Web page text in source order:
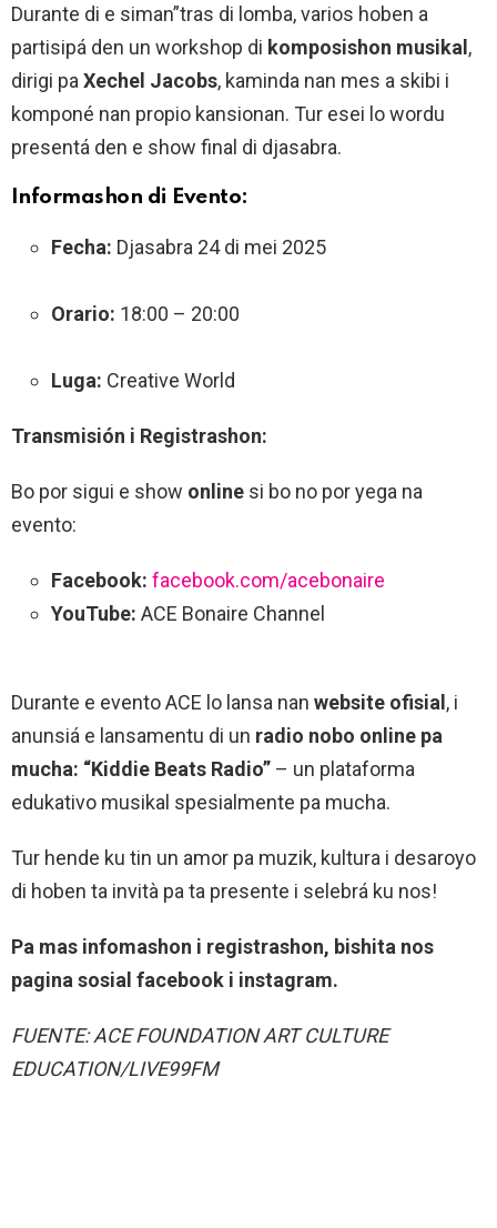
Durante di e siman”tras di lomba, varios hoben a
partisipá den un workshop di komposishon musikal ,
dirigi pa Xechel Jacobs, kaminda nan mes a skibi i
komponé nan propio kansionan. Tur esei lo wordu
presentá den e show final di djasabra.
Informashon di Evento:
Fecha: Djasabra 24 di mei 2025
Orario: 18:00 – 20:00
Luga: Creative World
Transmisión i Registrashon:
Bo por sigui e show online si bo no por yega na
evento:
Facebook: facebook.com/acebonaire
YouTube: ACE Bonaire Channel
Durante e evento ACE lo lansa nan website ofisial , i
anunsiá e lansamentu di un radio nobo online pa
mucha: “Kiddie Beats Radio” – un plataforma
edukativo musikal spesialmente pa mucha.
Tur hende ku tin un amor pa muzik, kultura i desaroyo
di hoben ta invità pa ta presente i selebrá ku nos!
Pa mas infomashon i registrashon, bishita nos
pagina sosial facebook i instagram.
FUENTE: ACE FOUNDATION ART CULTURE
EDUCATION/LIVE99FM